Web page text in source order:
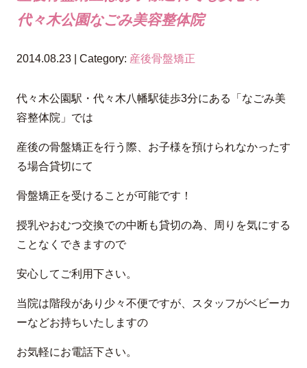
代々木公園なごみ美容整体院
2014.08.23 | Category: 産後骨盤矯正
代々木公園駅・代々木八幡駅徒歩3分にある「なごみ美
容整体院」では
産後の骨盤矯正を行う際、お子様を預けられなかったす
る場合貸切にて
骨盤矯正を受けることが可能です！
授乳やおむつ交換での中断も貸切の為、周りを気にする
ことなくできますので
安心してご利用下さい。
当院は階段があり少々不便ですが、スタッフがベビーカ
ーなどお持ちいたしますの
お気軽にお電話下さい。